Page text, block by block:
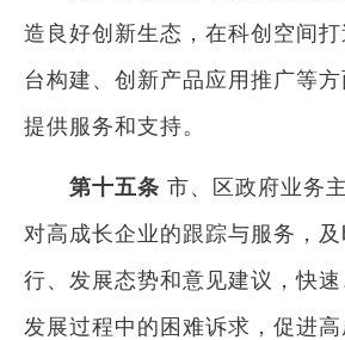
造良好创新生态，在科创空间
台构建、创新产品应用推广等
提供服务和支持。
第十五条 市、区政府业务
对高成长企业的跟踪与服务，
行、发展态势和意见建议，快
发展过程中的困难诉求，促进